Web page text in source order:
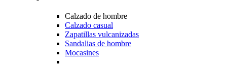
Calzado de hombre
Calzado casual
Zapatillas vulcanizadas
Sandalias de hombre
Mocasines